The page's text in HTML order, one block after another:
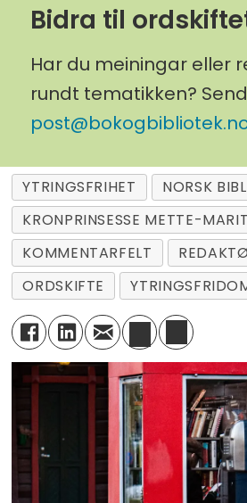
Bidra til
Har du meiningar eller
rundt tematikken?
YTRINGSFRIHET
NORSK
KRONPRINSESSE METTE-MARIT
KOMMENTARFELT
ORDSKIFTE